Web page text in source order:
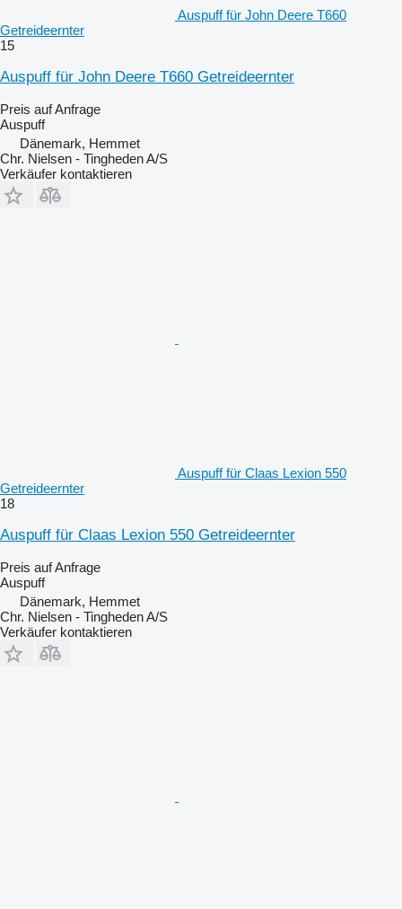
Auspuff für John Deere T660
Getreideernter
15
Auspuff für John Deere T660 Getreideernter
Preis auf Anfrage
Auspuff
Dänemark, Hemmet
Chr. Nielsen - Tingheden A/S
Verkäufer kontaktieren
Auspuff für Claas Lexion 550
Getreideernter
18
Auspuff für Claas Lexion 550 Getreideernter
Preis auf Anfrage
Auspuff
Dänemark, Hemmet
Chr. Nielsen - Tingheden A/S
Verkäufer kontaktieren